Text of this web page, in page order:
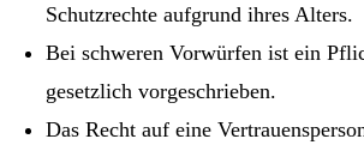
Schutzrechte aufgrund ihres Alters.
Bei schweren Vorwürfen ist ein
gesetzlich vorgeschrieben.
Das Recht auf eine